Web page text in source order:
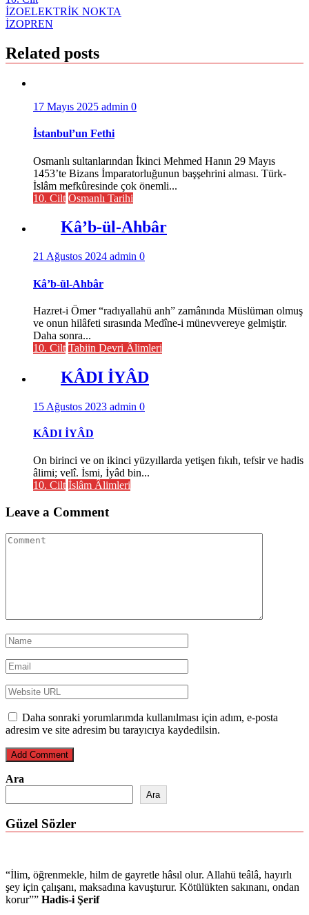
Yazı
gezinmesi
İZOELEKTRİK NOKTA
İZOPREN
Related posts
17 Mayıs 2025 admin 0
İstanbul’un Fethi
Osmanlı sultanlarından İkinci Mehmed Hanın 29 Mayıs
1453’te Bizans İmparatorluğunun başşehrini alması. Türk-
İslâm mefkûresinde çok önemli...
10. Cilt Osmanlı Tarihi
Kâ’b-ül-Ahbâr
21 Ağustos 2024 admin 0
Kâ’b-ül-Ahbâr
Hazret-i Ömer “radıyallahü anh” zamânında Müslüman olmuş
ve onun hilâfeti sırasında Medîne-i münevvereye gelmiştir.
Daha sonra...
10. Cilt Tabiin Devri Âlimleri
KÂDI İYÂD
15 Ağustos 2023 admin 0
KÂDI İYÂD
On birinci ve on ikinci yüzyıllarda yetişen fıkıh, tefsir ve hadis
âlimi; velî. İsmi, İyâd bin...
10. Cilt İslâm Âlimleri
Leave a Comment
Daha sonraki yorumlarımda kullanılması için adım, e-posta
adresim ve site adresim bu tarayıcıya kaydedilsin.
Ara
Ara
Güzel Sözler
“İlim, öğrenmekle, hilm de gayretle hâsıl olur. Allahü teâlâ, hayırlı
şey için çalışanı, maksadına kavuşturur. Kötülükten sakınanı, ondan
korur”” Hadis-i Şerif